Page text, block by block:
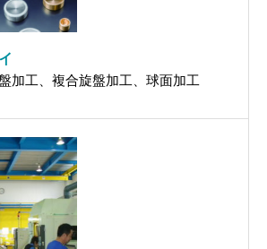
加工、複合旋盤加工、球面加工